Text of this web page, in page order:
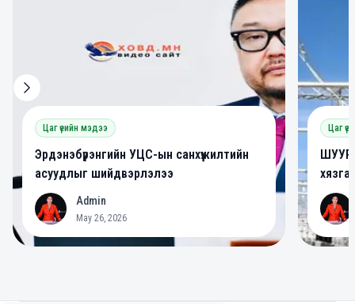
Цаг үеийн мэдээ
Эрдэнэбүрэнгийн УЦС-ын санхүүжилтийн
асуудлыг шийдвэрлэлээ
A Admin
May 26, 2026
Цаг
A